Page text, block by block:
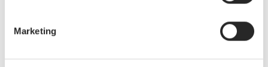
Marketing
Consulte a nuestros profesionales